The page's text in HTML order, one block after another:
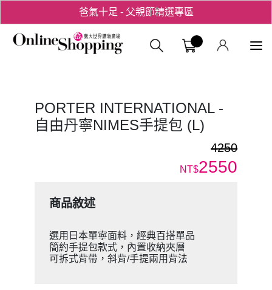
用心愛你！七夕星選禮遇！
義大購物
PORTER INTERNATIONAL -
自由丹寧NIMES手提包 (L)
4250
NT$2550
商品敘述
選用日本單寧面料，經典百搭單品
簡約手提包款式，內置收納夾層
可拆式背帶，斜背/手提兩用背法